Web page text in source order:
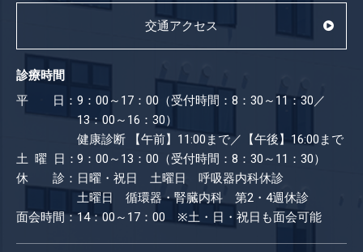
交通アクセス
診療時間
平 日： 9：00～17：00（受付時間：8：30～11：30／
13：00～16：30）
健康診断
【午前】11:00まで／【午後】16:00まで
土 曜 日：9：00～13：00（受付時間：8：30～11：30）
休 診： 日曜・祝日 土曜日 呼吸器内科休診
土曜日 循環器・腎臓内科 第2・4週休診
面会時間：14：00～17：00 ※土・日・祝日も​面会可能